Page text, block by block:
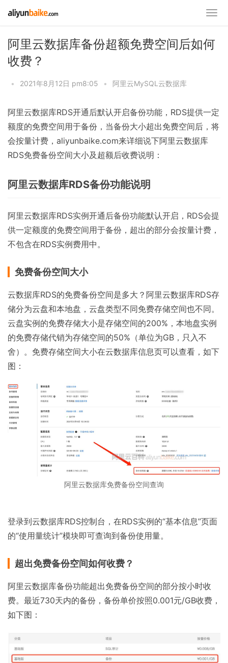
阿里云数据库备份超额免费空间后如何
收费？
• 2021年8月12日 pm8:05 • 阿里云MySQL云数据库
阿里云数据库RDS开通后默认开启备份功能，RDS提供一定
额度的免费空间用于备份，当备份大小超出免费空间后，将
会按量计费，aliyunbaike.com来详细说下阿里云数据库
RDS免费备份空间大小及超额后收费说明：
阿里云数据库RDS备份功能说明
阿里云数据库RDS实例开通后备份功能默认开启，RDS会提
供一定额度的免费空间用于备份，超出的部分会按量计费，
不包含在RDS实例费用中。
免费备份空间大小
云数据库RDS的免费备份空间是多大？阿里云数据库RDS存
储分为云盘和本地盘，云盘类型不同免费存储空间也不同。
云盘实例的免费存储大小是存储空间的200%，本地盘实例
的免费存储代销为存储空间的50%（单位为GB，只入不
舍）。免费存储空间大小在云数据库信息页可以查看，如下
图：
阿里云数据库免费备份空间查询
登录到云数据库RDS控制台，在RDS实例的“基本信息”页面
的“使用量统计”模块即可查询到备份使用量。
超出免费备份空间如何收费？
阿里云数据库备份功能超出免费备份空间的部分按小时收
费。最近730天内的备份，备份单价按照0.001元/GB收费，
如下图：